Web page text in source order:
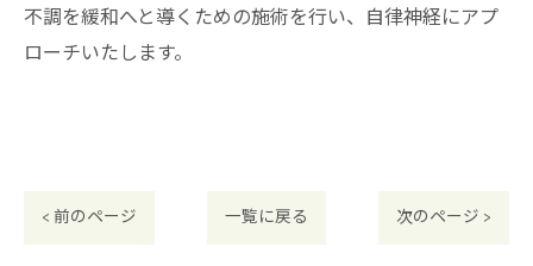
不調を緩和へと導くための施術を行い、自律神経にアプ
ローチいたします。
< 前のページ 一覧に戻る 次のページ >